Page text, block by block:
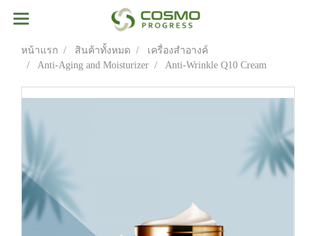
หน้าแรก สินค้าทั้งหมด
เครื่องสำอางค์
Anti-Aging and Moisturizer
Anti-Wrinkle Q10 Cream